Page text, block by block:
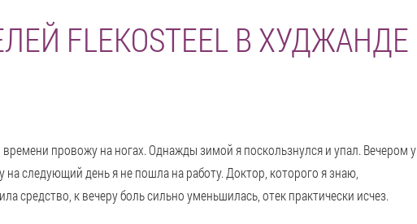
FLEKOSTEEL В ХУДЖАНДЕ
провожу на ногах. Однажды зимой я поскользнулся и упал. Вечером у
следующий день я не пошла на работу. Доктор, которого я знаю,
средство, к вечеру боль сильно уменьшилась, отек практически исчез.